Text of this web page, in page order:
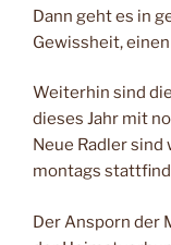
Dann geht es in
Gewissheit,
Weiterhin sind
dieses Jahr mit
Neue Radler
montags
Der Ansporn der